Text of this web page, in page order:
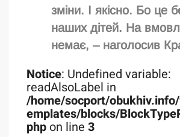
зміни. І якісно. Бо це
наших дітей. На
немає, – наголосив
Notice: Undefined variable:
readAlsoLabel in
/home/socport/
emplates/blocks/
php on line3